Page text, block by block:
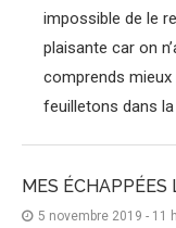
impossible de le
plaisante car on
comprends
feuilletons dans
MES ÉCHAPPÉES
5 novembre 2019 - 11